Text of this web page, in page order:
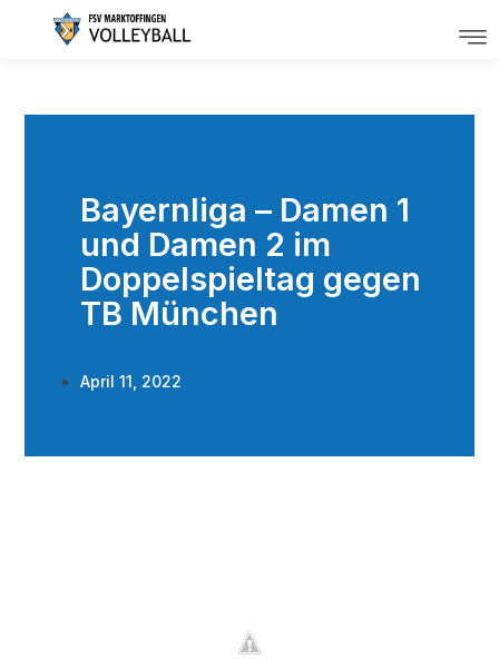
Bayernliga – Damen 1
und Damen 2 im
Doppelspieltag gegen
TB München
April 11, 2022